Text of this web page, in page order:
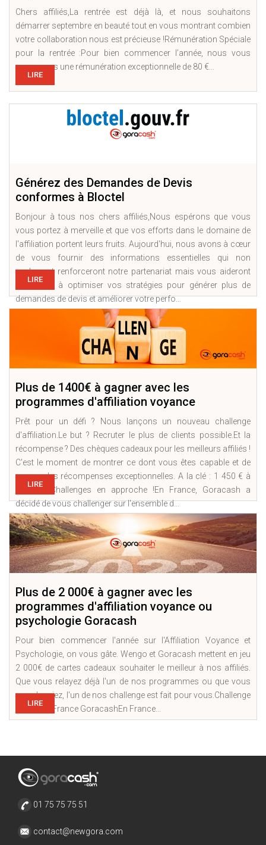
Chers affiliés,La rentrée est déjà là, et nous souhaitons
démarrer septembre en beauté tout en vous montrant combien
votre collaboration nous est précieuse !Rémunération Spéciale
pour la rentrée :Pour bien commencer l’année, nous vous
proposons une rémunération exceptionnelle de 80 €...
LIRE
Générez des Demandes de Devis
conformes à Bloctel
Bonjour à tous nos chers affiliés,Nous espérons que vous
vous portez à merveille et que vos efforts dans le domaine de
l'affiliation portent leurs fruits. Aujourd'hui, nous avons à cœur
de vous fournir des informations essentielles qui non
seulement renforceront notre partenariat mais vous aideront
également à optimiser vos stratégies pour générer plus de
demandes de devis et améliorer votre perfo...
LIRE
Plus de 1400€ à gagner avec les
programmes d'affiliation voyance
Prêt pour un défi ? Nous lançons un nouveau challenge
d'affiliation.Le but ? Recruter le plus de clients possible.Et la
récompense ? Des chèques cadeaux pour les meilleurs affiliés !
C'est le moment de montrer ce dont vous êtes capable et de
gagner des récompenses exceptionnelles. A la clé : 1 450 € à
gagner !!Challenges en approche !En France, Goracash a
décidé de vous challenger sur l'ensemble d...
LIRE
Plus de 2 000€ à gagner avec les
programmes d'affiliation voyance ou
psychologie Goracash
Pour bien commencer l'année sur l'Affiliation Voyance et
Psychologie, on vous gâte. Wengo et Goracash mettent en jeu
2 000€ de cartes cadeaux souhaiter le meilleur à nos affiliés.
Que vous relayez déjà l'un de nos programmes ou que vous
vous lanciez, l'un de nos challenge est fait pour vous.Challenge
Affiliation France GoracashEn France...
LIRE
01 75 75 75 51
contact@newgora.com